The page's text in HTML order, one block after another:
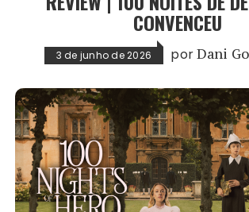
CONVENCEU
3 de junho de 2026 porDani